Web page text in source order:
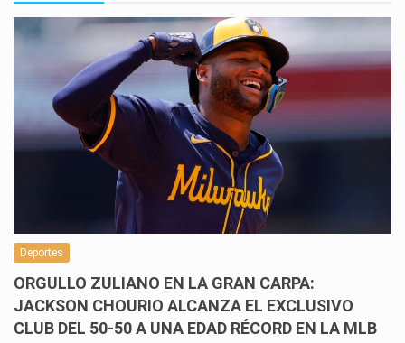
Deportes
ORGULLO ZULIANO EN LA GRAN CARPA:
JACKSON CHOURIO ALCANZA EL EXCLUSIVO
CLUB DEL 50-50 A UNA EDAD RÉCORD EN LA MLB